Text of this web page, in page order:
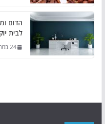
הדום
לבית
24 במרץ 2025